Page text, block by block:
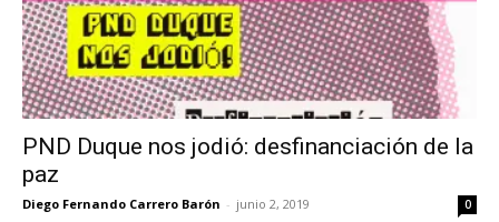
PND Duque nos jodió: desfinanciación de la
paz
Diego Fernando Carrero Barón - junio 2, 2019 0